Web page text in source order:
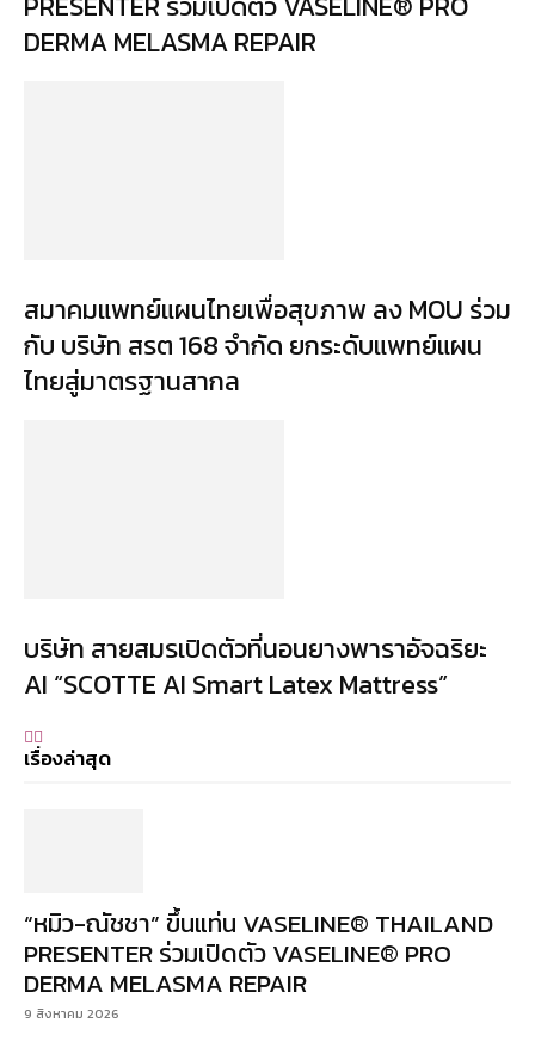
DERMA MELASMA REPAIR
สมาคมแพทย์แผนไทยเพื่อสุขภาพ ลง MOU ร่วม
กับ บริษัท สรต 168 จำกัด ยกระดับแพทย์แผน
ไทยสู่มาตรฐานสากล
บริษัท สายสมรเปิดตัวที่นอนยางพาราอัจฉริยะ
AI “SCOTTE AI Smart Latex Mattress”
เรื่องล่าสุด
“หมิว-ณัชชา” ขึ้นแท่น VASELINE® THAILAND
PRESENTER ร่วมเปิดตัว VASELINE® PRO
DERMA MELASMA REPAIR
9 สิงหาคม 2026